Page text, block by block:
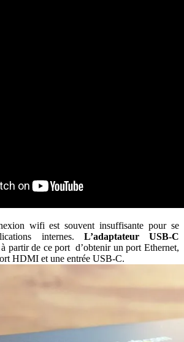
wifi est souvent insuffisante pour se
internes. L’adaptateur USB-C
à partir de ce port d’obtenir un port Ethernet,
HDMI et une entrée USB-C.